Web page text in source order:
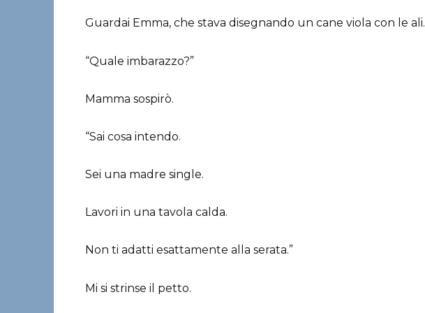
Guardai Emma, che stava disegnando un cane viola con le ali.
“Quale imbarazzo?”
Mamma sospirò.
“Sai cosa intendo.
Sei una madre single.
Lavori in una tavola calda.
Non ti adatti esattamente alla serata.”
Mi si strinse il petto.